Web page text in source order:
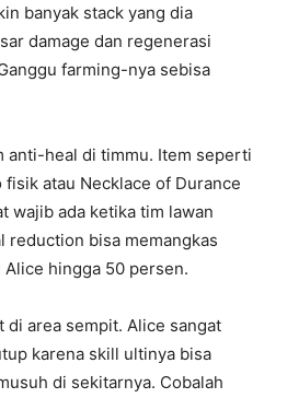
banyak stack yang dia
damage dan regenerasi
farming-nya sebisa
anti-heal di timmu. Item seperti
atau Necklace of Durance
wajib ada ketika tim lawan
reduction bisa memangkas
hingga 50 persen.
di area sempit. Alice sangat
karena skill ultinya bisa
di sekitarnya. Cobalah